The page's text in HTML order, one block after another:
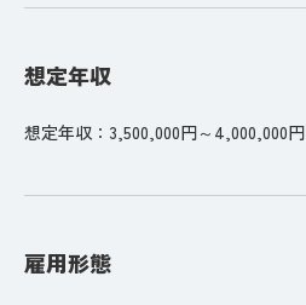
想定年収
想定年収：3,500,000円～4,000,000円
雇用形態